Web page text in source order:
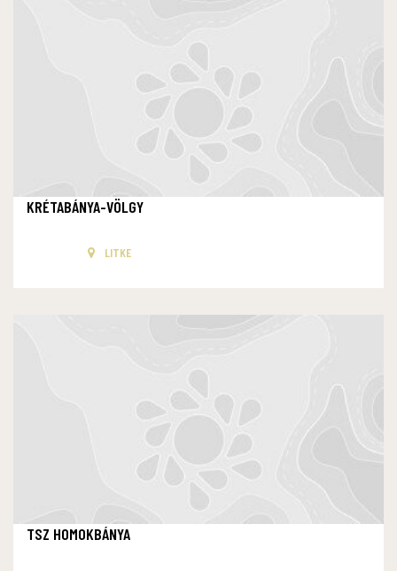
KRÉTABÁNYA-VÖLGY
LITKE
TSZ HOMOKBÁNYA